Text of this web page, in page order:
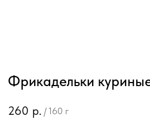
Фрикадельки
260 р. / 160 г